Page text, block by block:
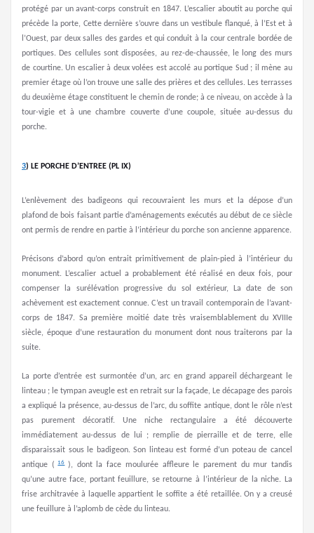
protégé par un avant-corps construit en 1847. L’escalier aboutit au porche qui
précède la porte, Cette dernière s’ouvre dans un vestibule flanqué, à l’Est et à
l’Ouest, par deux salles des gardes et qui conduit à la cour centrale bordée de
portiques. Des cellules sont disposées, au rez-de-chaussée, le long des murs
de courtine. Un escalier à deux volées est accolé au portique Sud ; il mène au
premier étage où l’on trouve une salle des prières et des cellules. Les terrasses
du deuxième étage constituent le chemin de ronde; à ce niveau, on accède à la
tour-vigie et à une chambre couverte d’une coupole, située au-dessus du
porche.
3) LE PORCHE D’ENTREE (PL IX)
L’enlèvement des badigeons qui recouvraient les murs et la dépose d’un
plafond de bois faisant partie d’aménagements exécutés au début de ce siècle
ont permis de rendre en partie à l’intérieur du porche son ancienne apparence.
Précisons d’abord qu’on entrait primitivement de plain-pied à l’intérieur du
monument. L’escalier actuel a probablement été réalisé en deux fois, pour
compenser la surélévation progressive du sol extérieur, La date de son
achèvement est exactement connue. C’est un travail contemporain de l’avant-
corps de 1847. Sa première moitié date très vraisemblablement du XVIIIe
siècle, époque d’une restauration du monument dont nous traiterons par la
suite.
La porte d’entrée est surmontée d’un, arc en grand appareil déchargeant le
linteau ; le tympan aveugle est en retrait sur la façade, Le décapage des parois
a expliqué la présence, au-dessus de l’arc, du soffite antique, dont le rôle n’est
pas purement décoratif. Une niche rectangulaire a été découverte
immédiatement au-dessus de lui ; remplie de pierraille et de terre, elle
disparaissait sous le badigeon. Son linteau est formé d’un poteau de cancel
antique (
16
), dont la face moulurée affleure le parement du mur tandis
qu’une autre face, portant feuillure, se retourne à l’intérieur de la niche. La
frise architravée à laquelle appartient le soffite a été retaillée. On y a creusé
une feuillure à l’aplomb de cède du linteau.